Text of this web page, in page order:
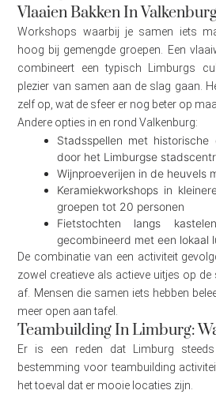
Vlaaien Bakken In
Workshops waarbij je samen iets
hoog bij gemengde groepen. Een
combineert een typisch Limburgs
plezier van samen aan de slag gaan.
zelf op, wat de sfeer er nog beter op
Andere opties in en rond Valkenburg:
Stadsspellen met
door het Limburgse
Wijnproeverijen in de heuvels
Keramiekworkshops in
groepen tot 20 personen
Fietstochten langs
gecombineerd met een lokaal
De combinatie van een activiteit
zowel creatieve als actieve uitjes op
af. Mensen die samen iets hebben
meer open aan tafel.
Teambuilding In Limburg:
Er is een reden dat Limburg
bestemming voor teambuilding
het toeval dat er mooie locaties zijn.